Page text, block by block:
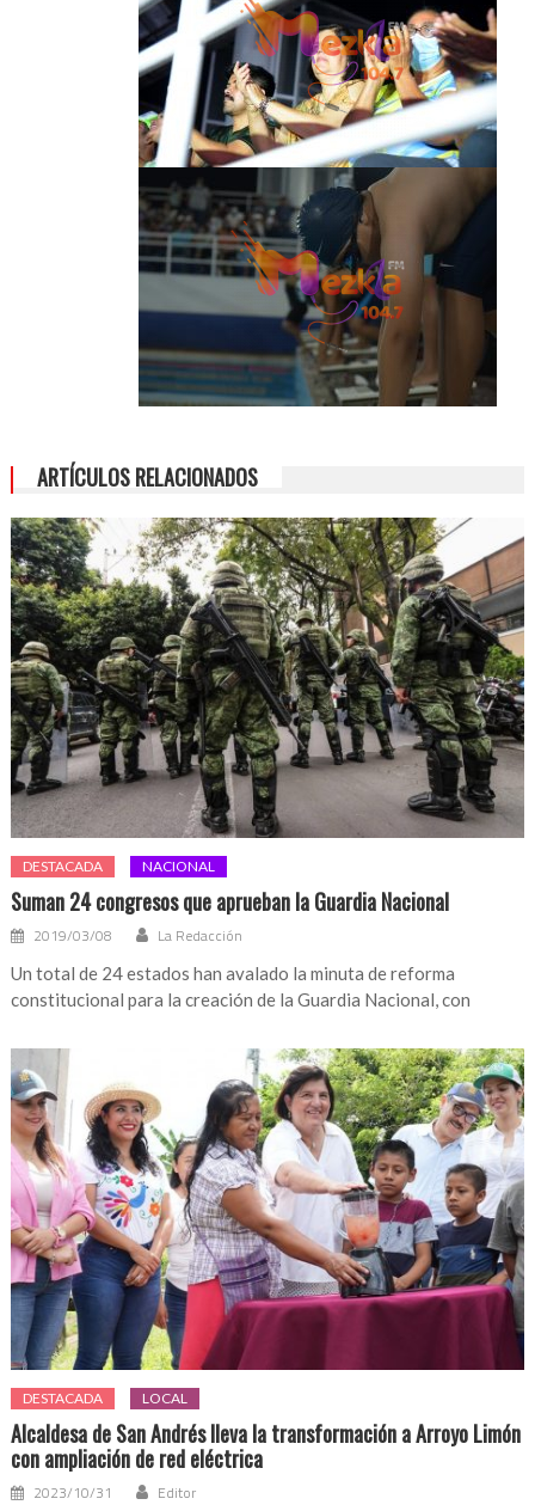
ARTÍCULOS RELACIONADOS
DESTACADA NACIONAL
Suman 24 congresos que aprueban la Guardia Nacional
2019/03/08 La Redacción
Un total de 24 estados han avalado la minuta de reforma
constitucional para la creación de la Guardia Nacional, con
DESTACADA LOCAL
Alcaldesa de San Andrés lleva la transformación a Arroyo Limón
con ampliación de red eléctrica
2023/10/31 Editor